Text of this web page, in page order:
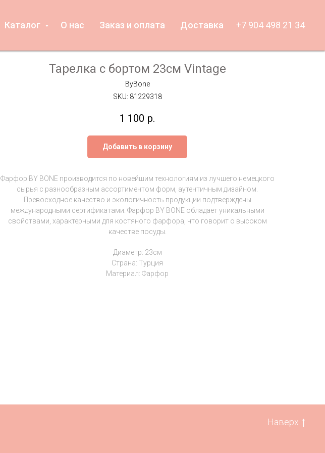
Каталог О нас Заказ и оплата Доставка +7 904 498 21 34
Тарелка с бортом 23см Vintage
ByBone
SKU: 81229318
1 100 р.
Добавить в корзину
Фарфор BY BONE производится по новейшим технологиям из лучшего немецкого
сырья с разнообразным ассортиментом форм, аутентичным дизайном.
Превосходное качество и экологичность продукции подтверждены
международными сертификатами. Фарфор BY BONE обладает уникальными
свойствами, характерными для костяного фарфора, что говорит о высоком
качестве посуды.
Диаметр: 23см
Страна: Турция
Материал: Фарфор
Наверх